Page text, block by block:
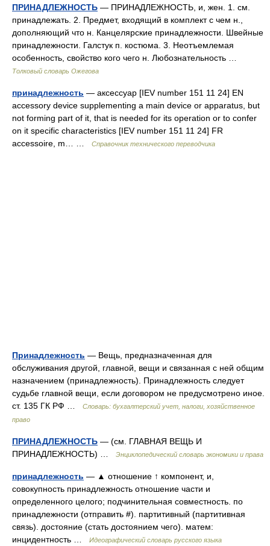
ПРИНАДЛЕЖНОСТЬ — ПРИНАДЛЕЖНОСТЬ, и, жен. 1. см.
принадлежать. 2. Предмет, входящий в комплект с чем н.,
дополняющий что н. Канцелярские принадлежности. Швейные
принадлежности. Галстук п. костюма. 3. Неотъемлемая
особенность, свойство кого чего н. Любознательность …
Толковый словарь Ожегова
принадлежность — аксессуар [IEV number 151 11 24] EN
accessory device supplementing a main device or apparatus, but
not forming part of it, that is needed for its operation or to confer
on it specific characteristics [IEV number 151 11 24] FR
accessoire, m… …
Справочник технического переводчика
Принадлежность — Вещь, предназначенная для
обслуживания другой, главной, вещи и связанная с ней общим
назначением (принадлежность). Принадлежность следует
судьбе главной вещи, если договором не предусмотрено иное.
ст. 135 ГК РФ …
Словарь: бухгалтерский учет, налоги, хозяйственное
право
ПРИНАДЛЕЖНОСТЬ — (см. ГЛАВНАЯ ВЕЩЬ И
ПРИНАДЛЕЖНОСТЬ) …
Энциклопедический словарь экономики и права
принадлежность — ▲ отношение ↑ компонент, и,
совокупность принадлежность отношение части и
определенного целого; подчинительная совместность. по
принадлежности (отправить #). партитивный (партитивная
связь). достояние (стать достоянием чего). матем:
инцидентность …
Идеографический словарь русского языка